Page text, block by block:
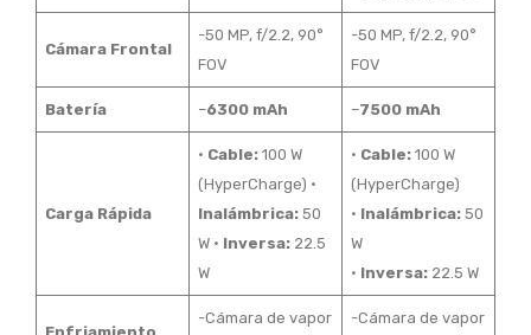
Cámara Frontal
-50 MP, f/2.2, 90°
FOV
-50 MP, f/2.2, 90°
FOV
Batería –6300 mAh –7500 mAh
Carga Rápida
• Cable:100 W
(HyperCharge) •
Inalámbrica:50
W • Inversa:22.5
W
• Cable:100 W
(HyperCharge)
• Inalámbrica:50
W
• Inversa:22.5 W
-Cámara de vapor -Cámara de vapor